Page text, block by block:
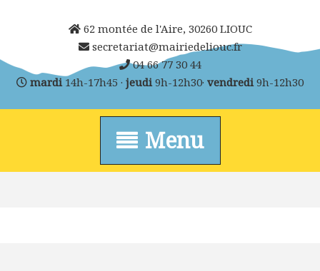
62 montée de l'Aire, 30260 LIOUC
secretariat@mairiedeliouc.fr
04 66 77 30 44
mardi14h-17h45 · jeudi9h-12h30· vendredi9h-12h30